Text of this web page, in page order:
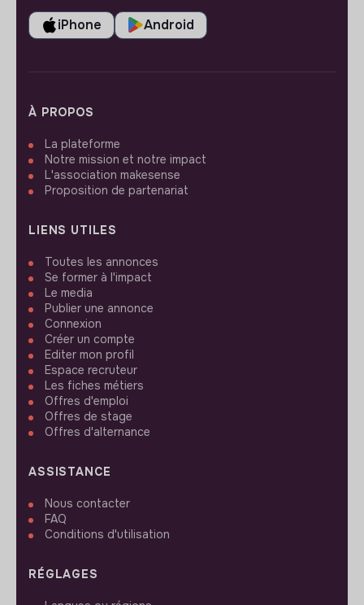
iPhone Android
À PROPOS
La plateforme
Notre mission et notre impact
L'association makesense
Proposition de partenariat
LIENS UTILES
Toutes les annonces
Se former à l'impact
Le media
Publier une annonce
Connexion
Créer un compte
Editer mon profil
Espace recruteur
Les fiches métiers
Offres d'emploi
Offres de stage
Offres d'alternance
ASSISTANCE
Nous contacter
FAQ
Conditions d'utilisation
RÉGLAGES